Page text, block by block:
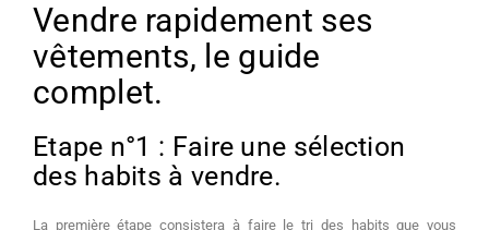
Vendre rapidement ses
vêtements, le guide
complet.
Etape n°1 : Faire une sélection
des habits à vendre.
La première étape consistera à faire le tri des habits que vous